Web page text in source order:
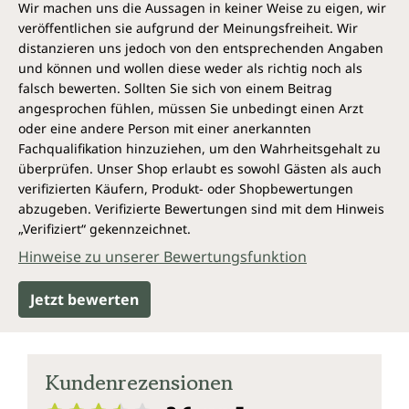
K, A und E aufnehmen zu können. Dabei spielen vor
allem die essenziellen Fettsäuren eine wesentliche
Rolle. Denn diese kann der Körper nicht oder nur in
sehr geringen Mengen selbst herstellen. Sie müssen
also über die Nahrung aufgenommen werden. Dazu
gehören v. a. die essenziellen Omega-Fettsäuren
Omega 3 und Omega 6.
Wo Omega-Fettsäuren in
Lebensmitteln zu finden sind
Grundsätzlich sind fettreiche Seefische wie Hering,
Lachs, Makrele, Thunfisch und Sardine die besten
von Omega-Fettsäuren sind Speiseöle wie Rapsöl,
Hanföl, Leinöl, Walnussöl, Perillaöl, Chiaöl oder
die wichtigen Fettsäuren.
Wir machen uns die Aussagen in keiner Weise zu eigen, wir
veröffentlichen sie aufgrund der Meinungsfreiheit. Wir
distanzieren uns jedoch von den entsprechenden Angaben
und können und wollen diese weder als richtig noch als
falsch bewerten. Sollten Sie sich von einem Beitrag
angesprochen fühlen, müssen Sie unbedingt einen Arzt
oder eine andere Person mit einer anerkannten
Fachqualifikation hinzuziehen, um den Wahrheitsgehalt zu
überprüfen. Unser Shop erlaubt es sowohl Gästen als auch
verifizierten Käufern, Produkt- oder Shopbewertungen
abzugeben. Verifizierte Bewertungen sind mit dem Hinweis
„Verifiziert“ gekennzeichnet.
Hinweise zu unserer Bewertungsfunktion
Jetzt bewerten
Kundenrezensionen